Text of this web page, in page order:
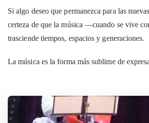
Si algo deseo que permanezca para las
certeza de que la música —cuando se vive
trasciende tiempos, espacios y generaciones.
La música es la forma más sublime de